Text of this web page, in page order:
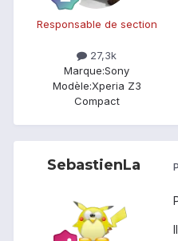
Responsable de section
27,3k
Marque:Sony
Modèle:Xperia Z3
Compact
SebastienLa